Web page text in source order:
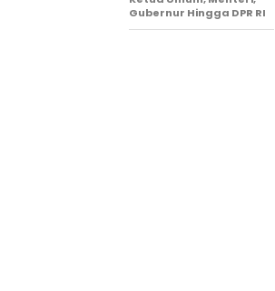
Gubernur Hingga DPR RI